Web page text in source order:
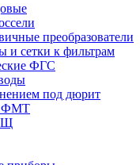
преобразователи
и сетки к фильтрам
ФГС
под дюрит
ФМТ